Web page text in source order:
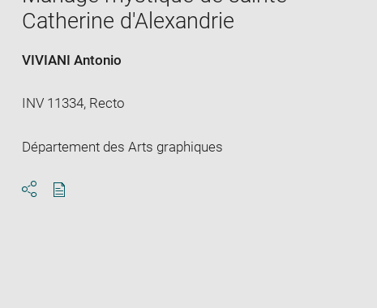
Catherine d'Alexandrie
VIVIANI Antonio
INV 11334, Recto
Département des Arts graphiques